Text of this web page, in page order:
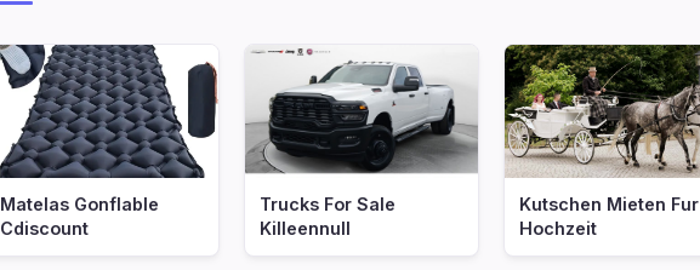
Matelas Gonflable
Cdiscount
Trucks For Sale
Killeennull
Kutschen Mieten Fur
Hochzeit